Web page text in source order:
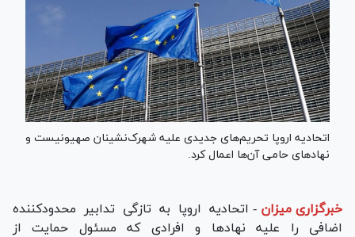
اتحادیه اروپا تحریم‌های جدیدی علیه شهرک‌نشینان صهیونیست و
نهادهای حامی آن‌ها اعمال کرد.
خبرگزاری میزان - اتحادیه اروپا به تازگی تدابیر محدودکننده
اضافی را علیه نهادها و افرادی که مسئول حمایت از